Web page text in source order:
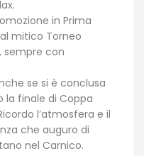
in Prima
mitico Torneo
sempre con
se si è conclusa
finale di Coppa
l’atmosfera e il
che auguro di
nel Carnico.